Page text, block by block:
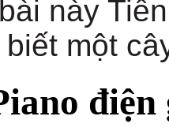
này
biết một
điện